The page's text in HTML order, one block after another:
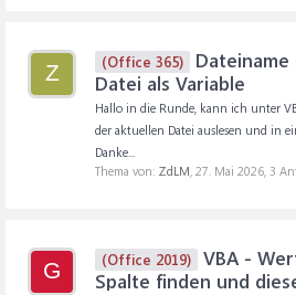
Z (Office 365)
Datei als Variable
Hallo in die Runde, kann ich unter
der aktuellen Datei auslesen und in
Danke...
Thema von: ZdLM, 27. Mai 2026, 3
G (Office 2019)
VBA -
Spalte finden und